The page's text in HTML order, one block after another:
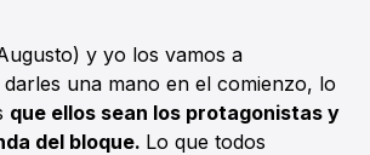
y yo los vamos a
una mano en el comienzo, lo
que ellos sean los protagonistas y
del bloque. Lo que todos